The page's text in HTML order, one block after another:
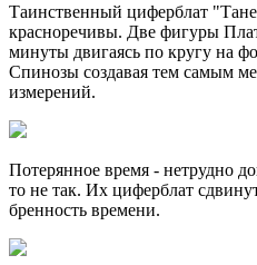
Таинственный циферблат
красноречивы. Две фигуры
минуты двигаясь по кругу на
Спинозы создавая тем самым
измерений.
Потерянное время - нетрудно
то не так. Их циферблат
бренность времени.